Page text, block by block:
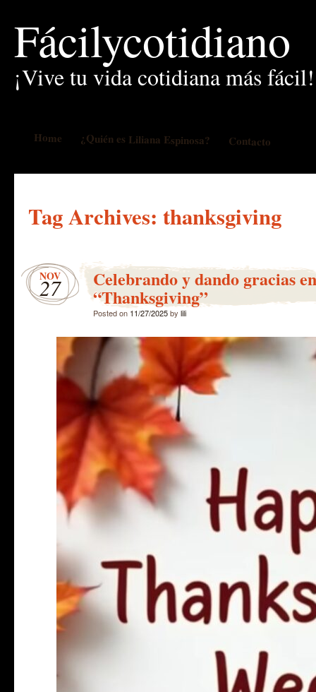
Fácilycotidiano
¡Vive tu vida cotidiana más fácil!
Home ¿Quién es Liliana Espinosa? Contacto
Tag Archives: thanksgiving
NOV
27 Celebrando y dando gracias en
“Thanksgiving”
Posted on 11/27/2025by lili